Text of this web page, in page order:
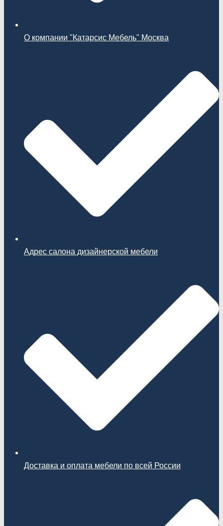
О компании "Катарсис Мебель" Москва
Адрес салона дизайнерской мебели
Доставка и оплата мебели по всей России